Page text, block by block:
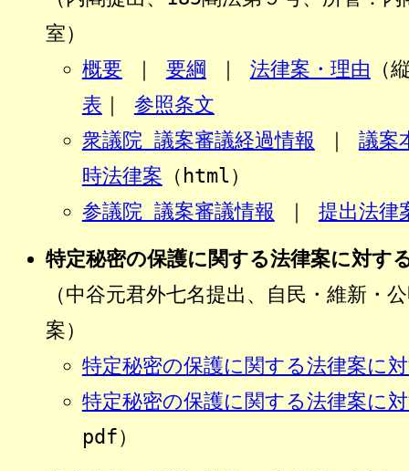
室）
概要 ｜ 要綱 ｜ 法律案・理由 （
表 ｜ 参照条文
衆議院 議案審議経過情報 ｜ 議案
時法律案 （html）
参議院 議案審議情報 ｜ 提出法律
特定秘密の保護に関する法律案に対す
（中谷元君外七名提出、自民・維新・
案）
特定秘密の保護に関する法律案に
特定秘密の保護に関する法律案に
pdf）